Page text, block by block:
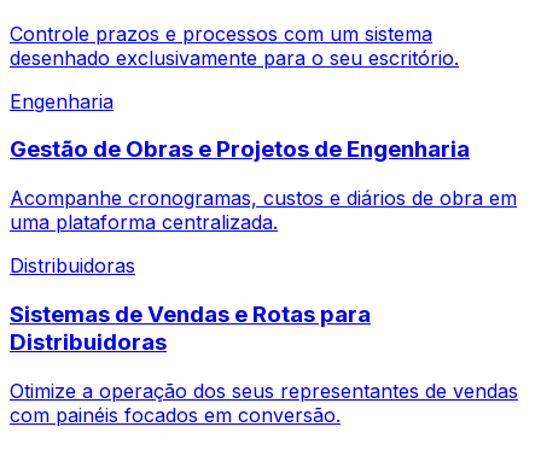
Controle prazos e processos com um sistema
desenhado exclusivamente para o seu escritório.
Engenharia
Gestão de Obras e Projetos de Engenharia
Acompanhe cronogramas, custos e diários de obra em
uma plataforma centralizada.
Distribuidoras
Sistemas de Vendas e Rotas para
Distribuidoras
Otimize a operação dos seus representantes de vendas
com painéis focados em conversão.